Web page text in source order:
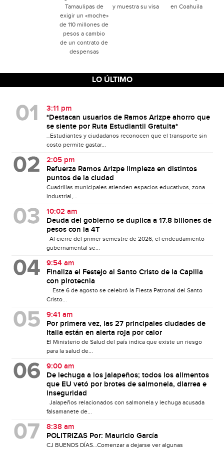
Tamaulipas de
exigir un «moche»
de 110 millones de
pesos a cambio
de un contrato de
despensas
y muestra su visa
en Coahuila
LO ÚLTIMO
3:11 pm
*Destacan usuarios de Ramos Arizpe ahorro que
se siente por Ruta Estudiantil Gratuita*
_Estudiantes y ciudadanos reconocen que el transporte sin
costo permite gastar...
2:05 pm
Refuerza Ramos Arizpe limpieza en distintos
puntos de la ciudad
Cuadrillas municipales atienden espacios educativos, zona
industrial,...
10:02 am
Deuda del gobierno se duplica a 17.8 billones de
pesos con la 4T
Al cierre del primer semestre de 2026, el endeudamiento
gubernamental se...
9:54 am
Finaliza el Festejo al Santo Cristo de la Capilla
con pirotecnia
Este 6 de agosto se celebró la Fiesta Patronal del Santo
Cristo...
9:41 am
Por primera vez, las 27 principales ciudades de
Italia están en alerta roja por calor
El Ministerio de Salud del país indica que existe un riesgo
para la salud de...
9:00 am
De lechuga a los jalapeños; todos los alimentos
que EU vetó por brotes de salmonela, diarrea e
inseguridad
Jalapeños relacionados con salmonela y lechuga acusada
falsamanete de...
8:38 am
POLITRIZAS Por: Mauricio García
CJ BUENOS DÍAS…Comenzar a dejarse ver algunas